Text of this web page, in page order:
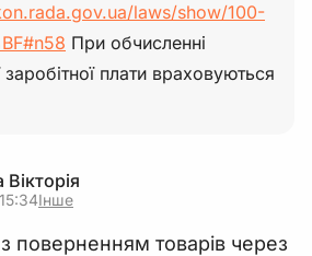
laws/show/100-
При обчисленні
плати враховуються
Інше
з поверненням товарів через